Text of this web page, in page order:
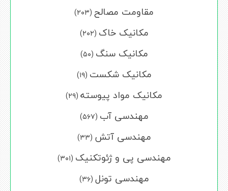
مقاومت مصالح (۲۰۳)
مکانیک خاک (۲۰۲)
مکانیک سنگ (۵۰)
مکانیک شکست (۱۹)
مکانیک مواد پیوسته (۲۹)
مهندسی آب (۵۶۷)
مهندسی آتش (۳۳)
مهندسی پی و ژئوتکنیک (۳۰۱)
مهندسی تونل (۳۶)